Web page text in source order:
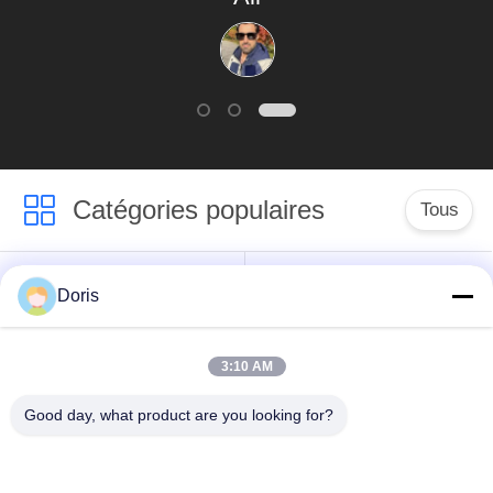
Catégories populaires Tous
Vanne cryogénique
cryogéniques
cryogénique
cryogénique
Doris
3:10 AM
Good day, what product are you looking for?